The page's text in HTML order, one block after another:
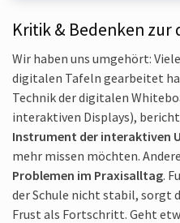
Kritik & Bedenken
Wir haben uns umgehört:
digitalen Tafeln gearbeitet
Technik der digitalen
interaktiven Displays),
Instrument der interaktiven
mehr missen möchten.
Problemen im Praxis­alltag.
der Schule nicht stabil, sorgt
Frust als Fortschritt. Geht